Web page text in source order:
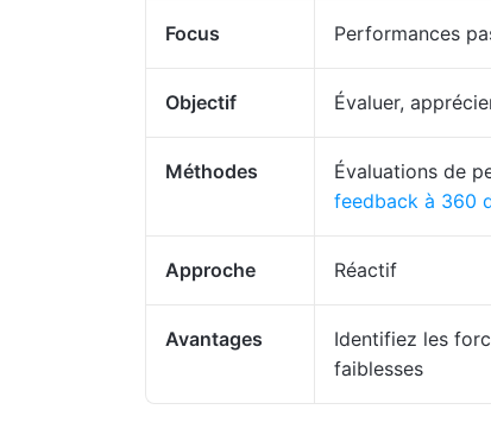
Focus Performances
Objectif Évaluer,
Méthodes
Évaluations de
feedback à 360
Approche Réactif
Avantages
Identifiez les
faiblesses